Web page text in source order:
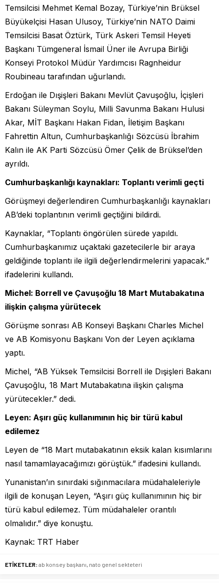
Temsilcisi Mehmet Kemal Bozay, Türkiye’nin Brüksel
Büyükelçisi Hasan Ulusoy, Türkiye’nin NATO Daimi
Temsilcisi Basat Öztürk, Türk Askeri Temsil Heyeti
Başkanı Tümgeneral İsmail Üner ile Avrupa Birliği
Konseyi Protokol Müdür Yardımcısı Ragnheidur
Roubineau tarafından uğurlandı.
Erdoğan ile Dışişleri Bakanı Mevlüt Çavuşoğlu, İçişleri
Bakanı Süleyman Soylu, Milli Savunma Bakanı Hulusi
Akar, MİT Başkanı Hakan Fidan, İletişim Başkanı
Fahrettin Altun, Cumhurbaşkanlığı Sözcüsü İbrahim
Kalın ile AK Parti Sözcüsü Ömer Çelik de Brüksel’den
ayrıldı.
Cumhurbaşkanlığı kaynakları: Toplantı verimli geçti
Görüşmeyi değerlendiren Cumhurbaşkanlığı kaynakları
AB’deki toplantının verimli geçtiğini bildirdi.
Kaynaklar, “Toplantı öngörülen sürede yapıldı.
Cumhurbaşkanımız uçaktaki gazetecilerle bir araya
geldiğinde toplantı ile ilgili değerlendirmelerini yapacak.”
ifadelerini kullandı.
Michel: Borrell ve Çavuşoğlu 18 Mart Mutabakatına
ilişkin çalışma yürütecek
Görüşme sonrası AB Konseyi Başkanı Charles Michel
ve AB Komisyonu Başkanı Von der Leyen açıklama
yaptı.
Michel, “AB Yüksek Temsilcisi Borrell ile Dışişleri Bakanı
Çavuşoğlu, 18 Mart Mutabakatına ilişkin çalışma
yürütecekler.” dedi.
Leyen: Aşırı güç kullanımının hiç bir türü kabul
edilemez
Leyen de “18 Mart mutabakatının eksik kalan kısımlarını
nasıl tamamlayacağımızı görüştük.” ifadesini kullandı.
Yunanistan’ın sınırdaki sığınmacılara müdahaleleriyle
ilgili de konuşan Leyen, “Aşırı güç kullanımının hiç bir
türü kabul edilemez. Tüm müdahaleler orantılı
olmalıdır.” diye konuştu.
Kaynak: TRT Haber
ETİKETLER: ab konsey başkanı, nato genel sekteteri